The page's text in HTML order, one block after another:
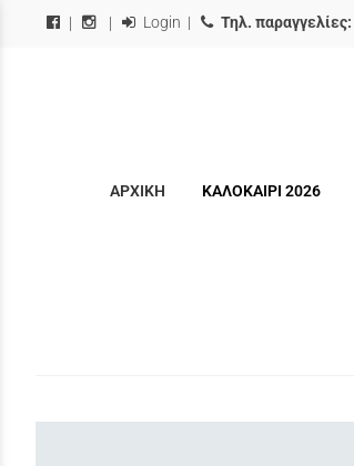
Login | Τηλ. παραγγελίες:
ΑΡΧΙΚΗ ΚΑΛΟΚΑΙΡΙ 2026